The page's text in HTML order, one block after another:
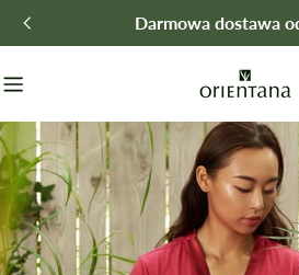
Przejdź
do
Darmowa dostawa